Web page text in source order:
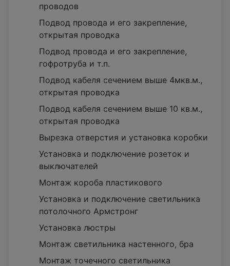
проводов
Подвод провода и его закрепление,
открытая проводка
Подвод провода и его закрепление,
гофротруба и т.п.
Подвод кабеля сечением выше 4мкв.м.,
открытая проводка
Подвод кабеля сечением выше 10 кв.м.,
открытая проводка
Вырезка отверстия и установка коробки
Установка и подключение розеток и
выключателей
Монтаж короба пластикового
Установка и подключение светильника
потолочного Армстронг
Установка люстры
Монтаж светильника настенного, бра
Монтаж точечного светильника